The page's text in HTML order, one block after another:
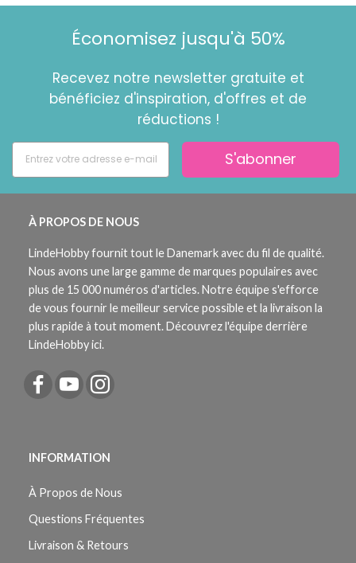
Économisez jusqu'à 50%
Recevez notre newsletter gratuite et
bénéficiez d'inspiration, d'offres et de
réductions !
S'abonner
À PROPOS DE NOUS
LindeHobby fournit tout le Danemark avec du fil de qualité.
Nous avons une large gamme de marques populaires avec
plus de 15 000 numéros d'articles. Notre équipe s'efforce
de vous fournir le meilleur service possible et la livraison la
plus rapide à tout moment. Découvrez l'équipe derrière
LindeHobby ici.
INFORMATION
À Propos de Nous
Questions Fréquentes
Livraison & Retours